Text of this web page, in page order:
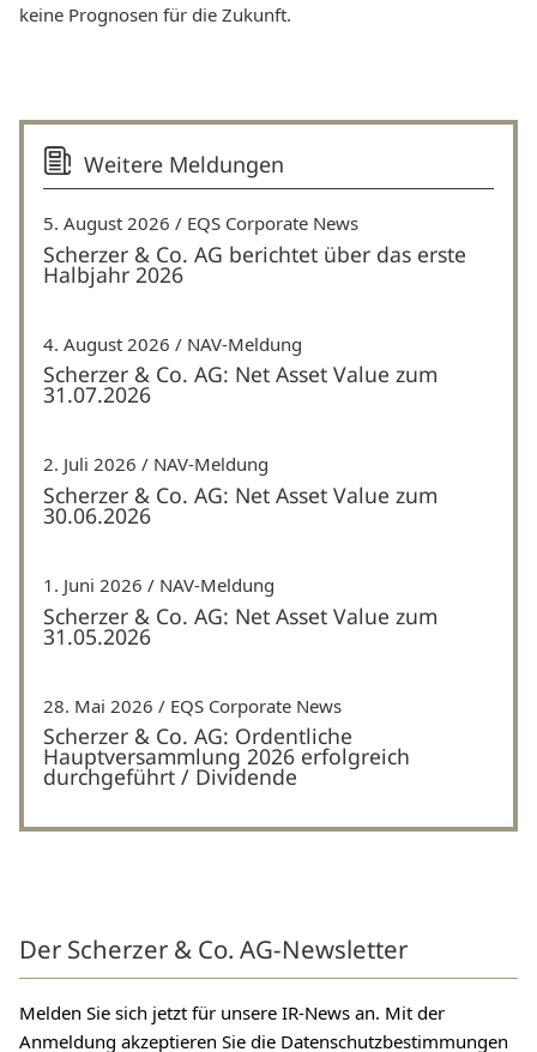
keine Prognosen für die Zukunft.
Weitere Meldungen
5. August 2026 EQS Corporate News
Scherzer & Co. AG berichtet über das erste
Halbjahr 2026
4. August 2026 NAV-Meldung
Scherzer & Co. AG: Net Asset Value zum
31.07.2026
2. Juli 2026 NAV-Meldung
Scherzer & Co. AG: Net Asset Value zum
30.06.2026
1. Juni 2026 NAV-Meldung
Scherzer & Co. AG: Net Asset Value zum
31.05.2026
28. Mai 2026 EQS Corporate News
Scherzer & Co. AG: Ordentliche
Hauptversammlung 2026 erfolgreich
durchgeführt / Dividende
Der Scherzer & Co. AG-Newsletter
Melden Sie sich jetzt für unsere IR-News an. Mit der
Anmeldung akzeptieren Sie die Datenschutzbestimmungen